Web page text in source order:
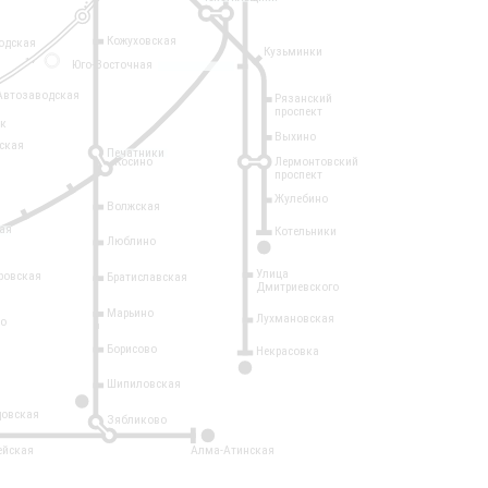
2
14
Кузьминки
Рязанский
проспект
Выхино
Лермонтовский
проспект
Жулебино
Котельники
Кожуховская
Печатники
Волжская
Люблино
Братиславская
Марьино
Борисово
Шипиловская
Зябликово
Алма-Атинская
Улица
Дмитриевского
Лухмановская
Некрасовка
Косино
Юго-Восточная